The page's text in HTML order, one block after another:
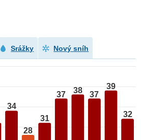
Srážky Nový sníh
34
28
31
37 38 37
39
32